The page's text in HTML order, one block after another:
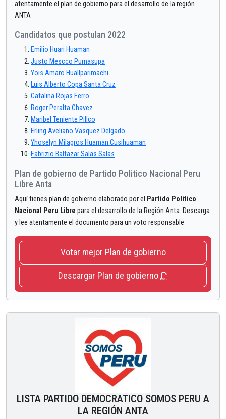
atentamente el plan de gobierno para el desarrollo de la región
ANTA
Candidatos que postulan 2022
Emilio Huari Huaman
Justo Mescco Pumasupa
Yois Amaro Huallparimachi
Luis Alberto Copa Santa Cruz
Catalina Rojas Ferro
Roger Peralta Chavez
Maribel Teniente Pillco
Erling Aveliano Vasquez Delgado
Yhoselyn Milagros Huaman Cusihuaman
Fabrizio Baltazar Salas Salas
Plan de gobierno de Partido Politico Nacional Peru
Libre Anta
Aquí tienes plan de gobierno elaborado por el Partido Politico
Nacional Peru Libre para el desarrollo de la Región Anta. Descarga
y lee atentamente el documento para un voto responsable
Votar mejor Plan de gobierno
Descargar Plan de gobierno
LISTA PARTIDO DEMOCRATICO SOMOS PERU A
LA REGIÓN ANTA